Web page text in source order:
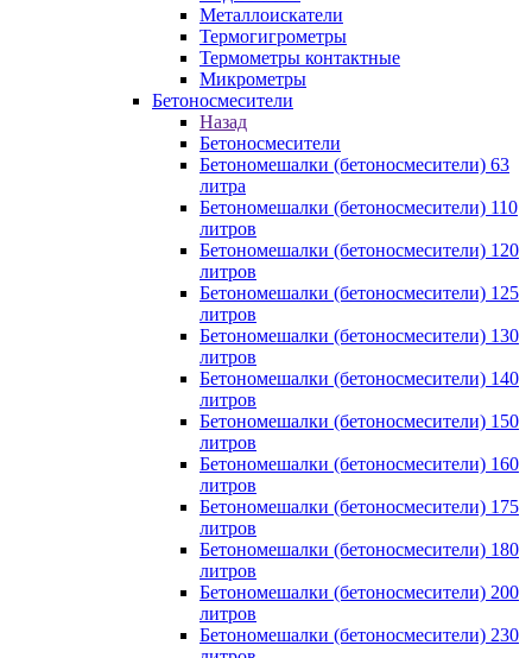
Металлоискатели
Термогигрометры
Термометры контактные
Микрометры
Бетоносмесители
Назад
Бетоносмесители
Бетономешалки (бетоносмесители) 63
литра
Бетономешалки (бетоносмесители) 110
литров
Бетономешалки (бетоносмесители) 120
литров
Бетономешалки (бетоносмесители) 125
литров
Бетономешалки (бетоносмесители) 130
литров
Бетономешалки (бетоносмесители) 140
литров
Бетономешалки (бетоносмесители) 150
литров
Бетономешалки (бетоносмесители) 160
литров
Бетономешалки (бетоносмесители) 175
литров
Бетономешалки (бетоносмесители) 180
литров
Бетономешалки (бетоносмесители) 200
литров
Бетономешалки (бетоносмесители) 230